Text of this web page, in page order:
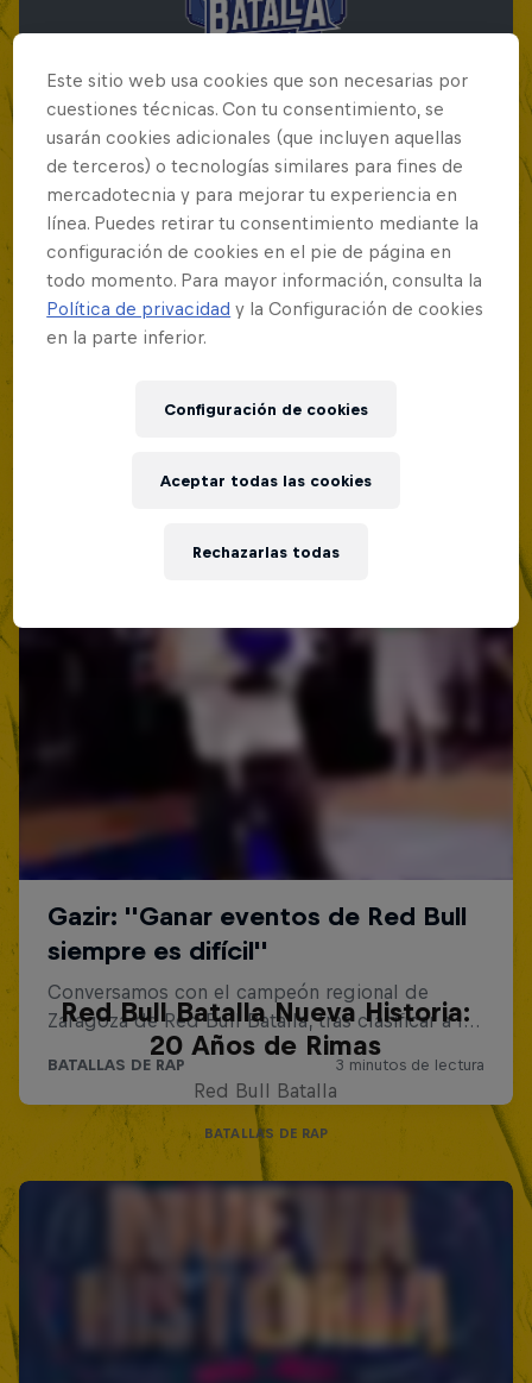
Red Bull Batalla Final Torneo de Plazas
2026
19 Septiembre 2026
Lima, Peru
Red Bull Batalla Nueva Historia:
20 Años de Rimas
Red Bull Batalla
BATALLAS DE RAP
Este sitio web usa cookies que son necesarias por
cuestiones técnicas. Con tu consentimiento, se
usarán cookies adicionales (que incluyen aquellas
de terceros) o tecnologías similares para fines de
mercadotecnia y para mejorar tu experiencia en
línea. Puedes retirar tu consentimiento mediante la
configuración de cookies en el pie de página en
todo momento. Para mayor información, consulta la
Política de privacidad y la Configuración de cookies
en la parte inferior.
Configuración de cookies
Rechazarlas todas
Aceptar todas las cookies